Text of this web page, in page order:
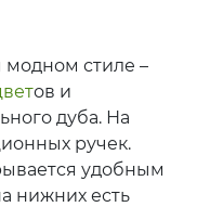
модном стиле –
ов и
дуба. На
ручек.
удобным
нижних есть